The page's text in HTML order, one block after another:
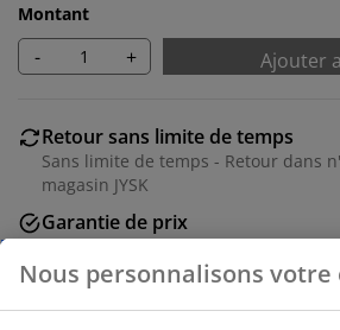
Montant
- + Ajouter
Retour sans limite de temps
Sans limite de temps - Retour dans
magasin JYSK
Garantie de prix
Garantie de prix de 30 jours sur
Options de livraison flexibles
Livraison facile et rapide
Nous personnalisons votre